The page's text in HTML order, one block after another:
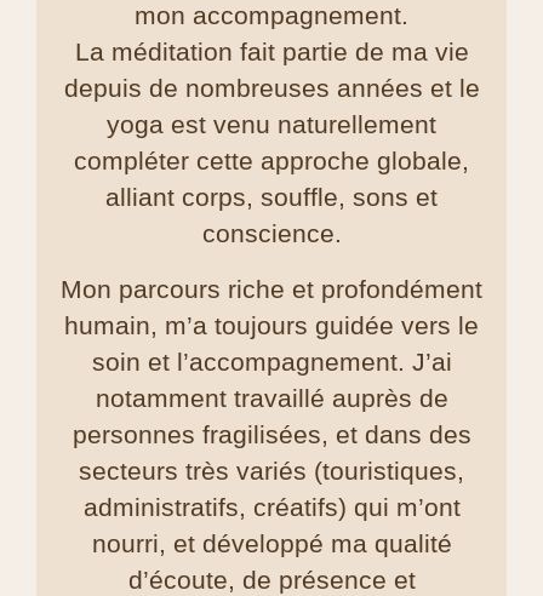
mon accompagnement.
La méditation fait partie de ma vie
depuis de nombreuses années et le
yoga est venu naturellement
compléter cette approche globale,
alliant corps, souffle, sons et
conscience.
Mon parcours riche et profondément
humain, m’a toujours guidée vers le
soin et l’accompagnement. J’ai
notamment travaillé auprès de
personnes fragilisées, et dans des
secteurs très variés (touristiques,
administratifs, créatifs) qui m’ont
nourri, et développé ma qualité
d’écoute, de présence et